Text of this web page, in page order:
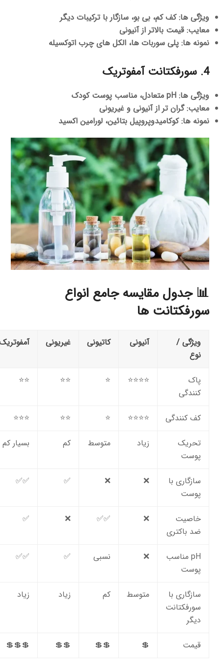
ویژگی ها:کف کم، بی بو، سازگار با ترکیبات دیگر
معایب: قیمت بالاتر از آنیونی
نمونه ها: پلی سوربات ها، الکل های چرب اتوکسیله
4. سورفکتانت آمفوتریک
ویژگی ها: pH متعادل، مناسب پوست کودک
معایب:گران تر از آنیونی و غیریونی
نمونه ها:کوکامیدوپروپیل بتائین، لورامین اکسید
📊 جدول مقایسه جامع انواع
سورفکتانت ها
ویژگی /
نوع
آنیونی کاتیونی غیریونی
پاک
کنندگی
⭐⭐⭐⭐
⭐
⭐⭐
⭐⭐
کف کنندگی ⭐⭐⭐⭐
⭐
⭐⭐
⭐⭐⭐
تحریک
پوست
زیاد متوسط کم بسیار کم
سازگاری با
پوست
❌
❌
✅
✅✅
خاصیت
ضد باکتری
❌
✅✅
❌
✅
pH مناسب
پوست
❌ نسبی ✅
✅✅
سازگاری با
سورفکتانت
دیگر
متوسط کم زیاد زیاد
قیمت 💲
💲💲
💲💲
💲💲💲